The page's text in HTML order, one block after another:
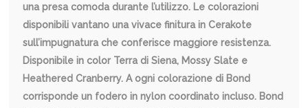
una presa comoda durante l’utilizzo. Le colorazioni
disponibili vantano una vivace finitura in Cerakote
sull’impugnatura che conferisce maggiore resistenza.
Disponibile in color Terra di Siena, Mossy Slate e
Heathered Cranberry. A ogni colorazione di Bond
corrisponde un fodero in nylon coordinato incluso. Bond